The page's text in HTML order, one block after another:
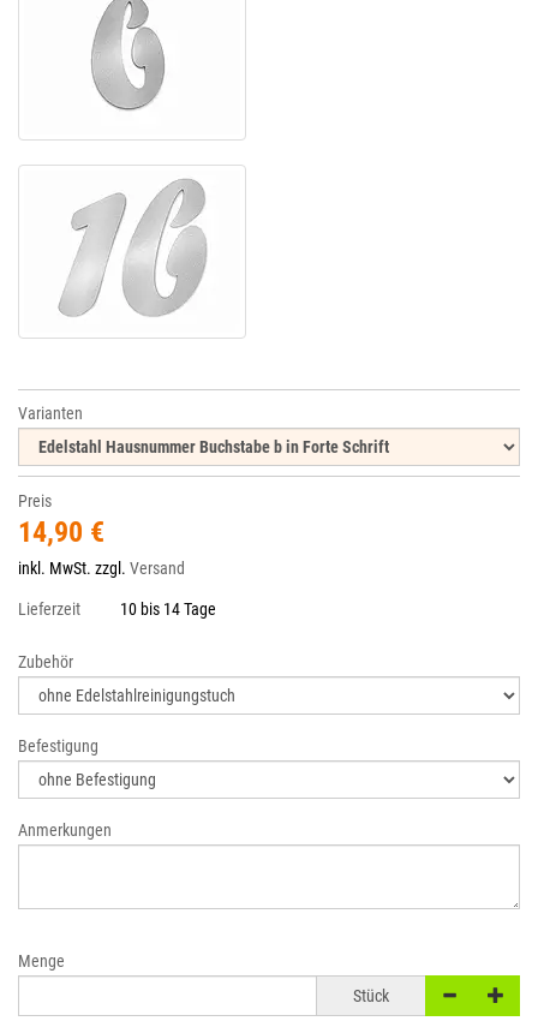
Varianten
Preis
14,90 €
inkl. MwSt. zzgl. Versand
Lieferzeit 10 bis 14 Tage
Zubehör
Befestigung
Anmerkungen
Menge
Stück